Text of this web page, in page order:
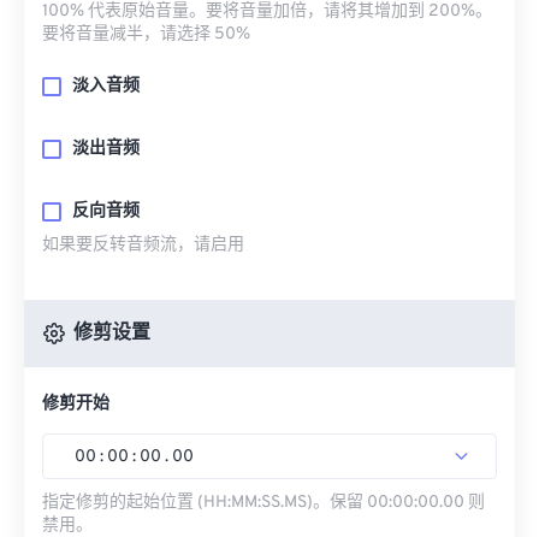
100% 代表原始音量。要将音量加倍，请将其增加到 200%。
要将音量减半，请选择 50%
淡入音频
淡出音频
反向音频
如果要反转音频流，请启用
修剪设置
修剪开始
00 : 00 : 00 . 00
指定修剪的起始位置 (HH:MM:SS.MS)。保留 00:00:00.00 则
禁用。